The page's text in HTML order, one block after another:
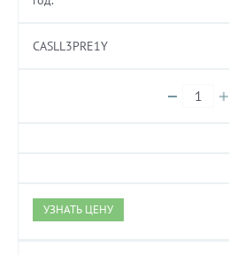
CASLL3PRE1Y
УЗНАТЬ ЦЕНУ